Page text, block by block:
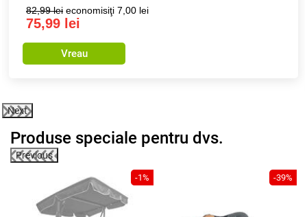
82,99 lei economisiţi 7,00 lei
75,99 lei
Vreau
Next
Produse speciale pentru dvs.
Previous
-1% -39%